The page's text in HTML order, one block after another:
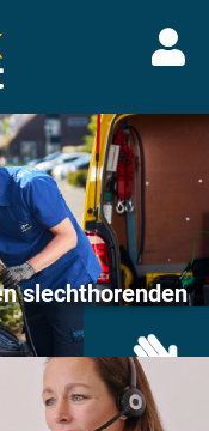
slechthorenden